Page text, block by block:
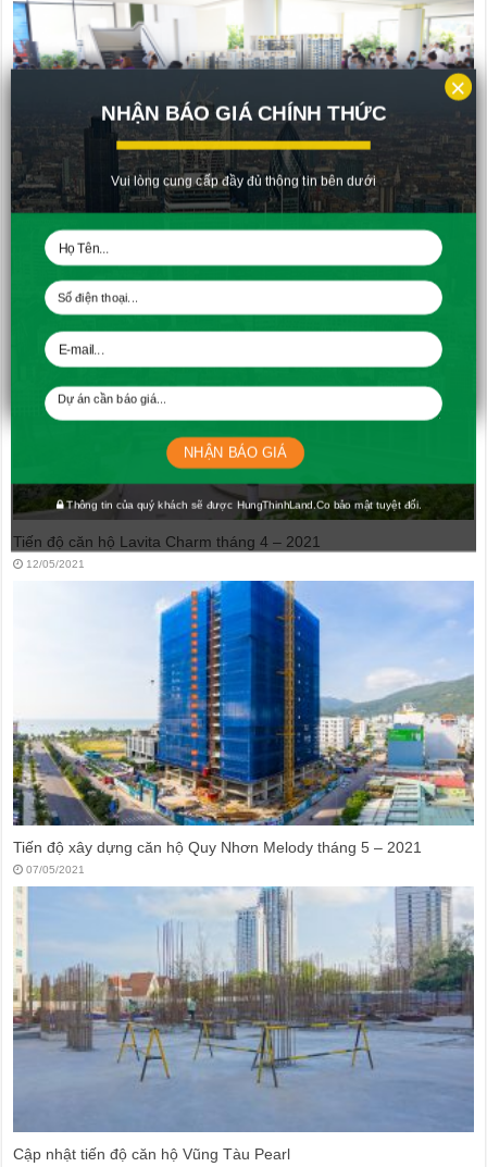
Hưng Thịnh Land Phát Hành Thành Công 300 Tỷ Đồng Trái Phiếu
20/05/2021
Tiến độ căn hộ Lavita Charm tháng 4 – 2021
12/05/2021
Tiến độ xây dựng căn hộ Quy Nhơn Melody tháng 5 – 2021
07/05/2021
Cập nhật tiến độ căn hộ Vũng Tàu Pearl
NHẬN BÁO GIÁ CHÍNH THỨC
Vui lòng cung cấp đầy đủ thông tin bên dưới
Thông tin của quý khách sẽ được HungThinhLand.Co bảo mật tuyệt đối.
NHẬN BÁO GIÁ
×